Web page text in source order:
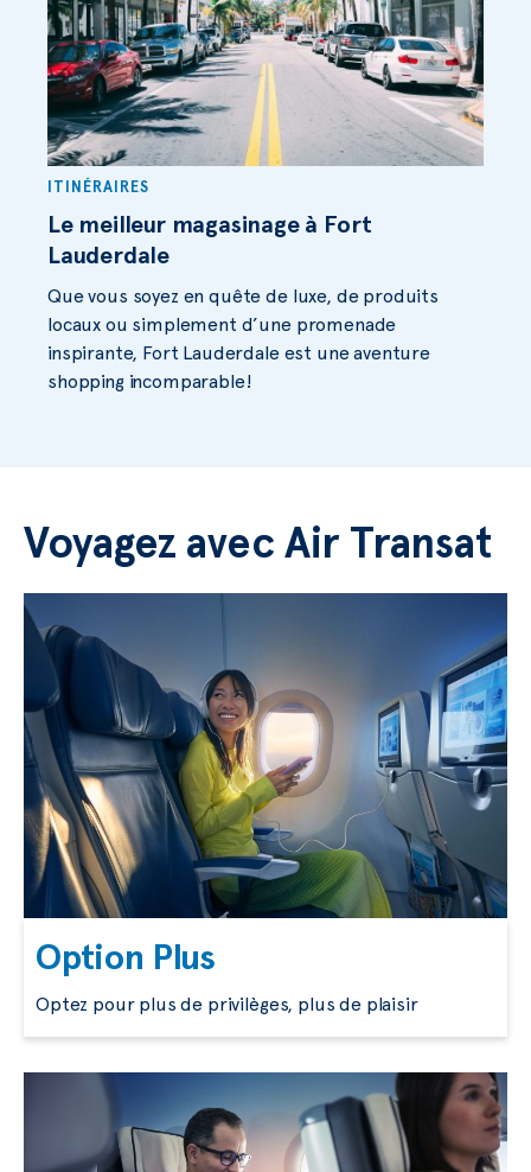
ITINÉRAIRES
Le meilleur magasinage à Fort
Lauderdale
Que vous soyez en quête de luxe, de produits
locaux ou simplement d’une promenade
inspirante, Fort Lauderdale est une aventure
shopping incomparable!
Voyagez avec Air Transat
Option Plus
Optez pour plus de privilèges, plus de plaisir